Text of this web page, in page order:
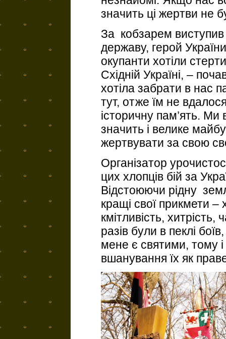
значить ці жертви не
За кобзарем виступив
державу, герой
окупанти хотіли
Східній Україні, –
хотіла забрати в нас
тут, отже їм не
історичну пам’ять. Ми
значить і велике
жертвувати за свою
Організатор
цих хлопців бій за
Відстоюючи рідну
кращі свої прикмети –
кмітливість,
разів були в пеклі
мене є святими, тому
вшанування їх як